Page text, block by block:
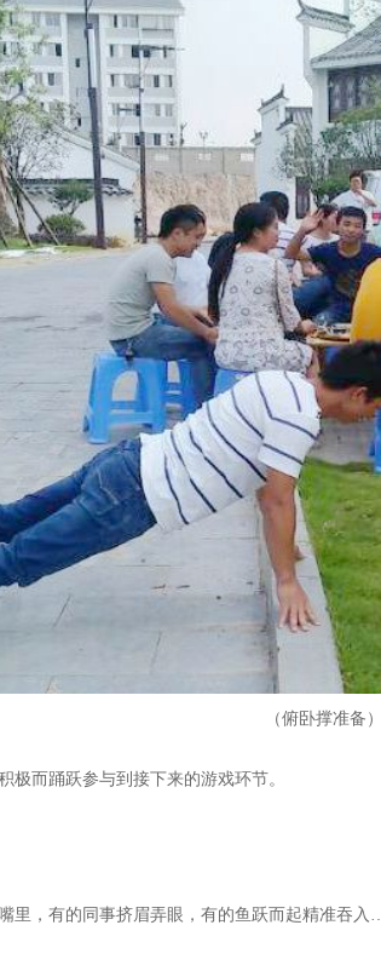
（俯卧撑准备 ）
极而踊跃参与到接下来的游戏环节。
，有的同事挤眉弄眼，有的鱼跃而起精准吞